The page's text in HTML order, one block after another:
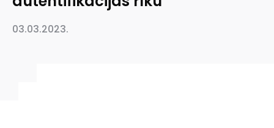
03.03.2023.